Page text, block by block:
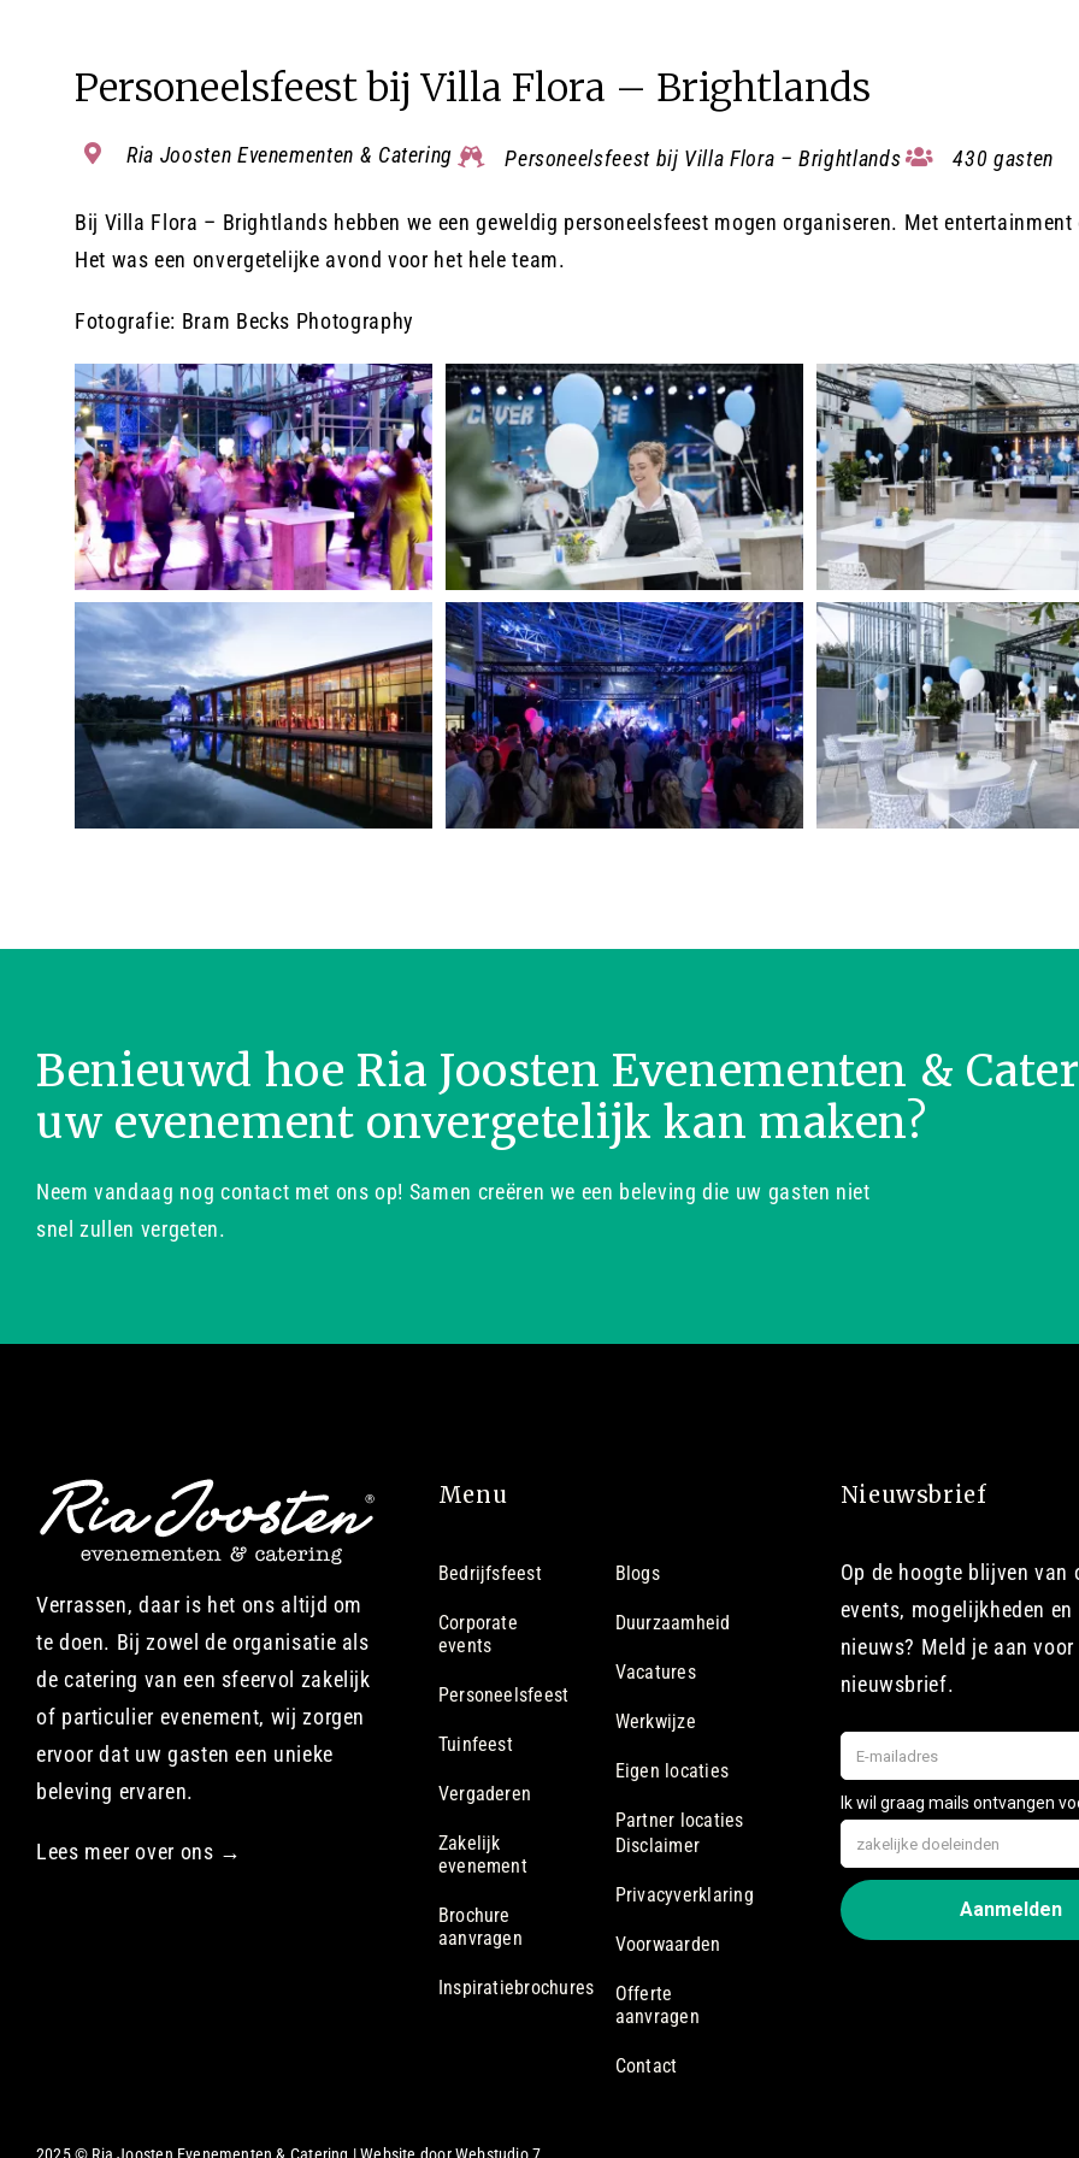
Personeelsfeest bij Villa Flora – Brightlands
Ria Joosten Evenementen & Catering Personeelsfeest bij Villa Flora – Brightlands 430 gasten
Bij Villa Flora – Brightlands hebben we een geweldig personeelsfeest mogen organiseren. Met
Het was een onvergetelijke avond voor het hele team.
Fotografie: Bram Becks Photography
Benieuwd hoe Ria Joosten Evenementen &
uw evenement onvergetelijk kan maken?
Neem vandaag nog contact met ons op! Samen creëren we een beleving die uw gasten niet
snel zullen vergeten.
Verrassen, daar is het ons altijd om
te doen. Bij zowel de organisatie als
de catering van een sfeervol zakelijk
of particulier evenement, wij zorgen
ervoor dat uw gasten een unieke
beleving ervaren.
Lees meer over ons →
Menu
Bedrijfsfeest
Corporate
events
Personeelsfeest
Tuinfeest
Vergaderen
Zakelijk
evenement
Brochure
aanvragen
Inspiratiebrochures
Blogs
Duurzaamheid
Vacatures
Werkwijze
Eigen locaties
Partner locaties
Disclaimer
Privacyverklaring
Voorwaarden
Offerte
aanvragen
Contact
Nieuwsbrief
Op de hoogte blijven van
events, mogelijkheden
nieuws? Meld je aan voor
nieuwsbrief.